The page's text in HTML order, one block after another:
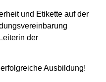
und Etikette auf der
der
Ausbildung!